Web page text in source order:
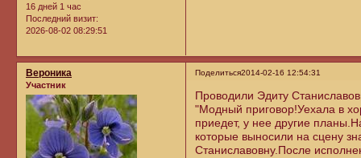
16 дней 1 час
Последний визит:
2026-08-02 08:29:51
Поделиться2014-02-16 12:54:31
Вероника
Участник
Проводили Эдиту
"Модный приговор!Уехала в
приедет, у нее другие
которые выносили на сцену
Станиславовну.После